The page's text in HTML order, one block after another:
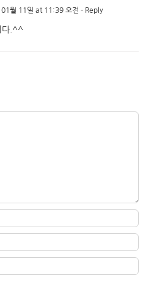
월 11일 at 11:39 오전 - Reply
다.^^